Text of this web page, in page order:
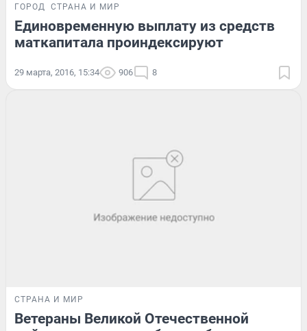
ГОРОД СТРАНА И МИР
Единовременную выплату из средств
маткапитала проиндексируют
29 марта, 2016, 15:34 906 8
СТРАНА И МИР
Ветераны Великой Отечественной